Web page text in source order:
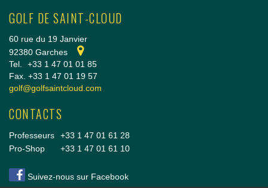
GOLF DE SAINT-CLOUD
60 rue du 19 Janvier
92380 Garches
Tel.
+33 1 47 01 01 85
Fax. +33 1 47 01 19 57
golf@golfsaintcloud.com
CONTACTS
Professeurs
+33 1 47 01 61 28
Pro-Shop
+33 1 47 01 61 10
Suivez-nous sur Facebook